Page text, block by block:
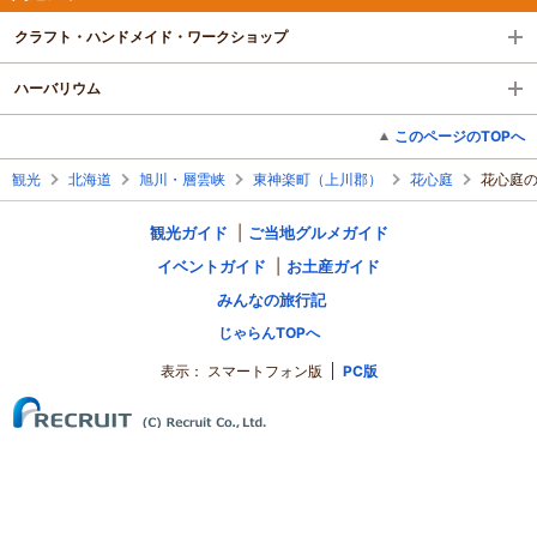
クラフト・ハンドメイド・ワークショップ
ハーバリウム
このページのTOPへ
観光 北海道 旭川・層雲峡 東神楽町（上川郡） 花心庭 花心庭
観光ガイド
ご当地グルメガイド
イベントガイド
お土産ガイド
みんなの旅行記
じゃらんTOPへ
表示： スマートフォン版 PC版